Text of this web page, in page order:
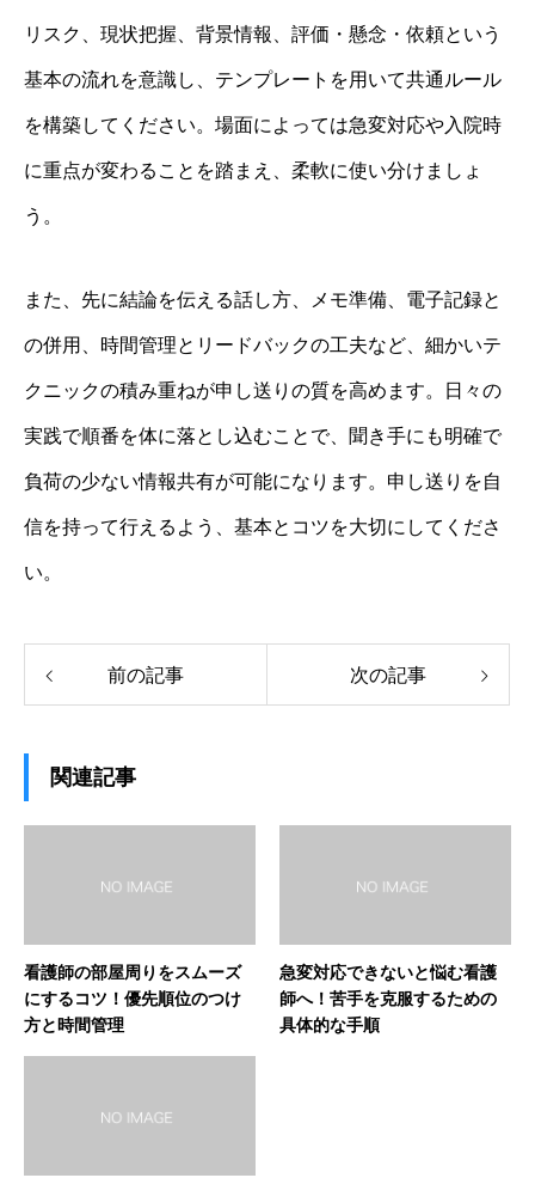
リスク、現状把握、背景情報、評価・懸念・依頼という
基本の流れを意識し、テンプレートを用いて共通ルール
を構築してください。場面によっては急変対応や入院時
に重点が変わることを踏まえ、柔軟に使い分けましょ
う。
また、先に結論を伝える話し方、メモ準備、電子記録と
の併用、時間管理とリードバックの工夫など、細かいテ
クニックの積み重ねが申し送りの質を高めます。日々の
実践で順番を体に落とし込むことで、聞き手にも明確で
負荷の少ない情報共有が可能になります。申し送りを自
信を持って行えるよう、基本とコツを大切にしてくださ
い。
前の記事 次の記事
関連記事
看護師の部屋周りをスムーズ
にするコツ！優先順位のつけ
方と時間管理
急変対応できないと悩む看護
師へ！苦手を克服するための
具体的な手順